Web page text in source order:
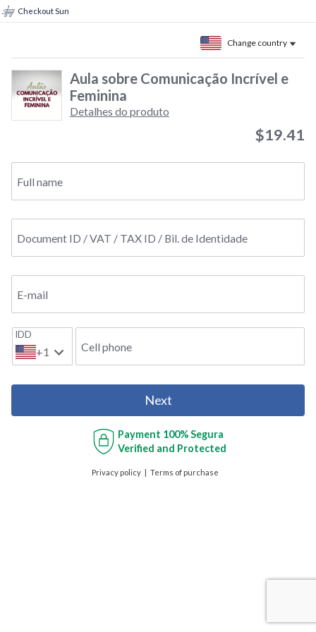
Checkout Sun
Change country
Aula sobre Comunicação Incrível e
Feminina
Detalhes do produto
$19.41
Full name
Document ID / VAT / TAX ID / Bil. de Identidade
E-mail
IDD
+1 Cell phone
Next
Payment 100% Segura
Verified and Protected
Privacy policy Terms of purchase